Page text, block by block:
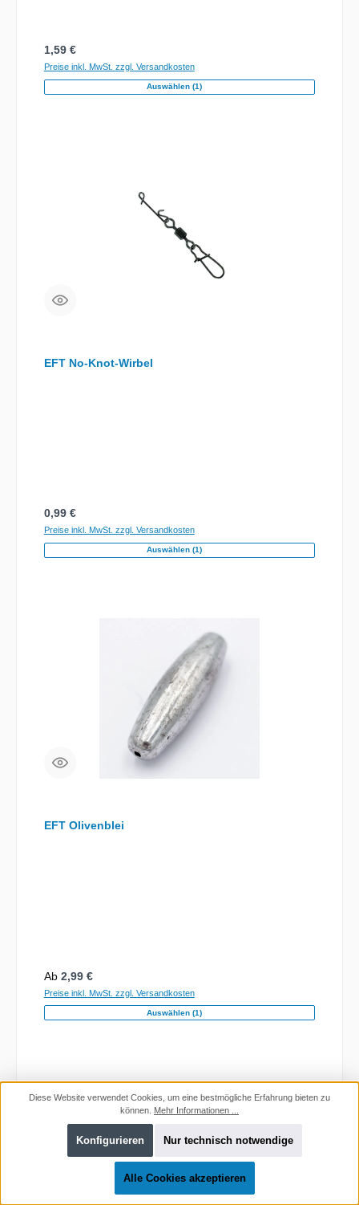
Regulärer Preis:
1,59 €
Preise inkl. MwSt. zzgl. Versandkosten
Auswählen (1)
EFT No-Knot-Wirbel
Regulärer Preis:
0,99 €
Preise inkl. MwSt. zzgl. Versandkosten
Auswählen (1)
EFT Olivenblei
Regulärer Preis:
Ab 2,99 €
Preise inkl. MwSt. zzgl. Versandkosten
Auswählen (1)
Diese Website verwendet Cookies, um eine bestmögliche Erfahrung bieten zu
können. Mehr Informationen ...
Nur technisch notwendige
Konfigurieren
Alle Cookies akzeptieren